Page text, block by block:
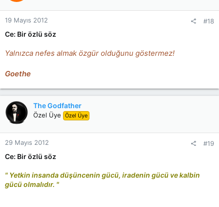
o
n
s
19 Mayıs 2012 #18
Ce: Bir özlü söz
Yalnızca nefes almak özgür olduğunu göstermez!
Goethe
The Godfather
Özel Üye Özel Üye
29 Mayıs 2012 #19
Ce: Bir özlü söz
" Yetkin insanda düşüncenin gücü, iradenin gücü ve kalbin
gücü olmalıdır. "